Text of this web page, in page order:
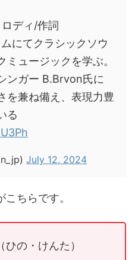
ディ/作詞
にてクラシックソウ
ュージックを学ぶ。
ンガー B.Brvon氏に
を兼ね備え、表現力豊
る
July 12, 2024
ちらです。
の・けんた）